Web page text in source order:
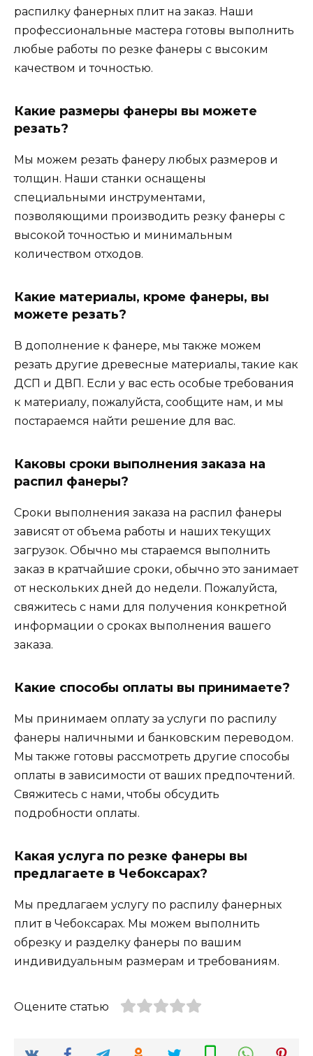
распилку фанерных плит на заказ. Наши
профессиональные мастера готовы выполнить
любые работы по резке фанеры с высоким
качеством и точностью.
Какие размеры фанеры вы можете
резать?
Мы можем резать фанеру любых размеров и
толщин. Наши станки оснащены
специальными инструментами,
позволяющими производить резку фанеры с
высокой точностью и минимальным
количеством отходов.
Какие материалы, кроме фанеры, вы
можете резать?
В дополнение к фанере, мы также можем
резать другие древесные материалы, такие как
ДСП и ДВП. Если у вас есть особые требования
к материалу, пожалуйста, сообщите нам, и мы
постараемся найти решение для вас.
Каковы сроки выполнения заказа на
распил фанеры?
Сроки выполнения заказа на распил фанеры
зависят от объема работы и наших текущих
загрузок. Обычно мы стараемся выполнить
заказ в кратчайшие сроки, обычно это занимает
от нескольких дней до недели. Пожалуйста,
свяжитесь с нами для получения конкретной
информации о сроках выполнения вашего
заказа.
Какие способы оплаты вы принимаете?
Мы принимаем оплату за услуги по распилу
фанеры наличными и банковским переводом.
Мы также готовы рассмотреть другие способы
оплаты в зависимости от ваших предпочтений.
Свяжитесь с нами, чтобы обсудить
подробности оплаты.
Какая услуга по резке фанеры вы
предлагаете в Чебоксарах?
Мы предлагаем услугу по распилу фанерных
плит в Чебоксарах. Мы можем выполнить
обрезку и разделку фанеры по вашим
индивидуальным размерам и требованиям.
Оцените статью